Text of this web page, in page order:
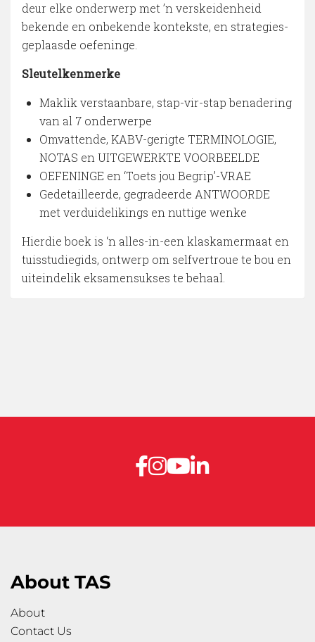
deur elke onderwerp met ’n verskeidenheid
bekende en onbekende kontekste, en strategies-
geplaasde oefeninge.
Sleutelkenmerke
Maklik verstaanbare, stap-vir-stap benadering
van al 7 onderwerpe
Omvattende, KABV-gerigte TERMINOLOGIE,
NOTAS en UITGEWERKTE VOORBEELDE
OEFENINGE en ‘Toets jou Begrip’-VRAE
Gedetailleerde, gegradeerde ANTWOORDE
met verduidelikings en nuttige wenke
Hierdie boek is ‘n alles-in-een klaskamermaat en
tuisstudiegids, ontwerp om selfvertroue te bou en
uiteindelik eksamensukses te behaal.
About TAS
About
Contact Us